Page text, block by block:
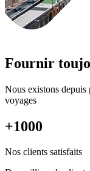
Fournir
Nous existons
voyages
+1000
Nos clients satisfaits